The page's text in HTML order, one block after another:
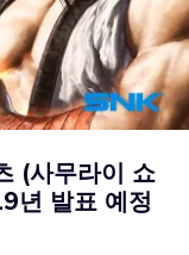
(사무라이 쇼
년 발표 예정